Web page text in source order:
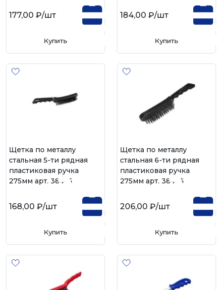
177,00 ₽/шт
Купить
184,00 ₽/шт
Купить
Щетка по металлу
стальная 5-ти рядная
пластиковая ручка
275мм арт. 38445
168,00 ₽/шт
Купить
Щетка по металлу
стальная 6-ти рядная
пластиковая ручка
275мм арт. 38446
206,00 ₽/шт
Купить